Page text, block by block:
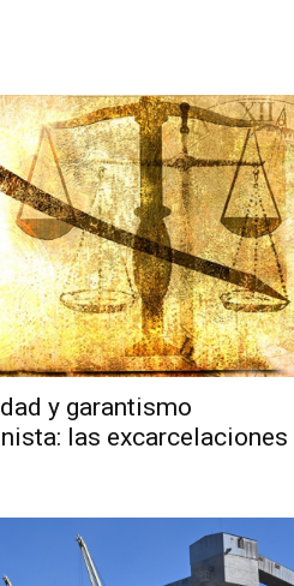
y garantismo
las excarcelaciones